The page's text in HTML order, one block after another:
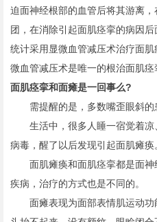
迫面神经根部的血管后将其游离
团，在消除引起面肌痉挛的病因
统计采用显微血管减压术治疗面
微血管减压术是唯一的根治面肌痉
面肌痉挛和面瘫是一回事么?
需提醒的是，多数嘴歪眼斜的
生活中，很多人睡一宿觉着凉
病毒，醒了以后发现引起面肌瘫痪
面肌瘫痪和面肌痉挛都是面神
疾病，治疗的方式也是不同的。
面瘫表现为面部表情肌运动功